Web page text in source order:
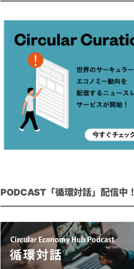
PODCAST「循環対話」配信中！